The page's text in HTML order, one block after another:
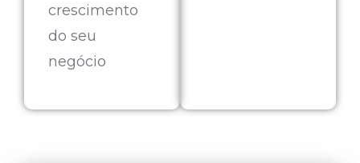
crescimento
do seu
negócio